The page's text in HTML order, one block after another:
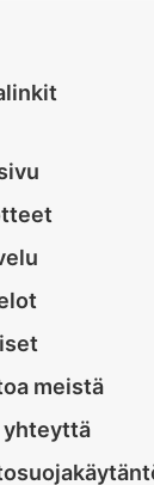
meistä
yhteyttä